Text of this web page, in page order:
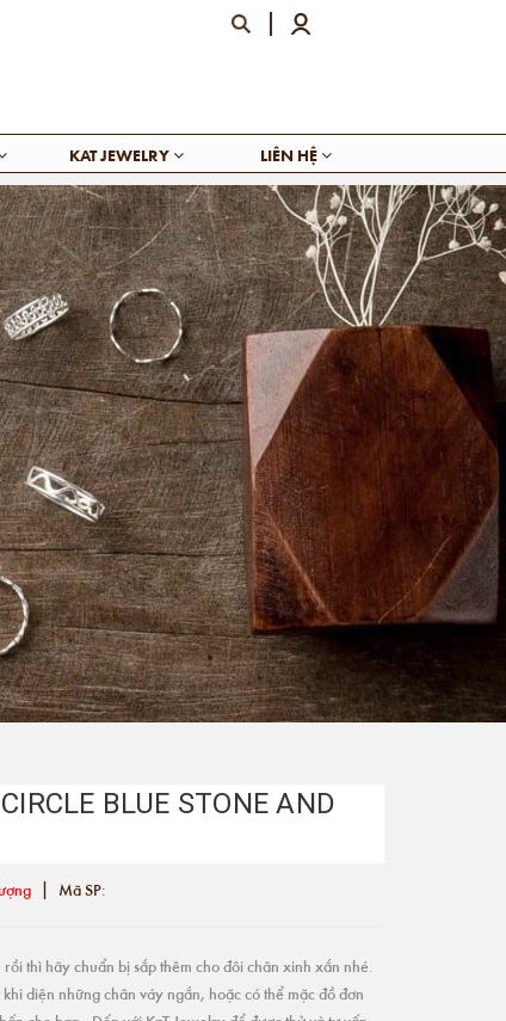
KAT JEWELRY LIÊN HỆ
BLUE STONE AND
| Mã SP:
thì hãy chuẩn bị sắp thêm cho đôi chân xinh xắn nhé.
diện những chân váy ngắn, hoặc có thể mặc đồ đơn